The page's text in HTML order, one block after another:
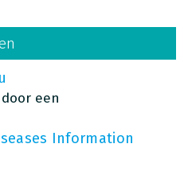
een
Information